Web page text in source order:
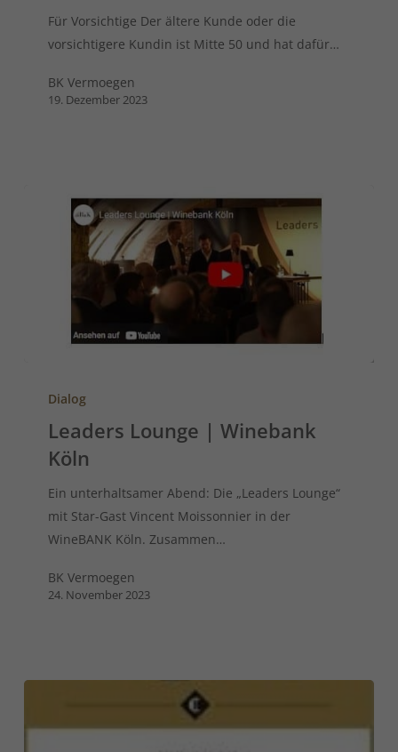
Für Vorsichtige Der ältere Kunde oder die
vorsichtigere Kundin ist Mitte 50 und hat dafür…
BK Vermoegen
19. Dezember 2023
Dialog
Leaders Lounge | Winebank
Köln
Ein unterhaltsamer Abend: Die „Leaders Lounge“
mit Star-Gast Vincent Moissonnier in der
WineBANK Köln. Zusammen…
BK Vermoegen
24. November 2023